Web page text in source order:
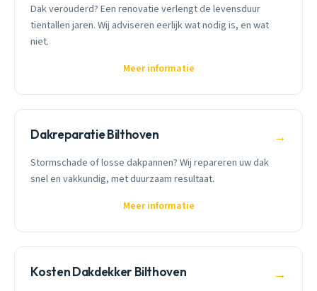
Dak verouderd? Een renovatie verlengt de levensduur
tientallen jaren. Wij adviseren eerlijk wat nodig is, en wat
niet.
Meer informatie
Dakreparatie Bilthoven →
Stormschade of losse dakpannen? Wij repareren uw dak
snel en vakkundig, met duurzaam resultaat.
Meer informatie
Kosten Dakdekker Bilthoven →